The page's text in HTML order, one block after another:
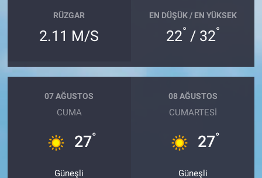
RÜZGAR
2.11 M/S
EN DÜŞÜK / EN YÜKSEK
22° / 32°
07 AĞUSTOS
CUMA
27°
Güneşli
08 AĞUSTOS
CUMARTESI
27°
Güneşli